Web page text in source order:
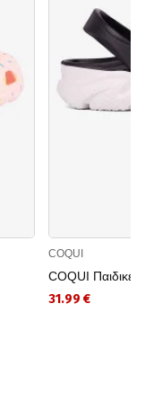
COQUI
COQUI
31.99 €